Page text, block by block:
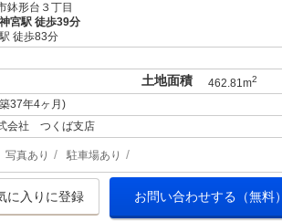
鉢形台３丁目
宮駅 徒歩39分
徒歩83分
土地面積 462.81m2
37年4ヶ月)
会社 つくば支店
写真あり 駐車場あり
に入りに登録 お問い合わせする（無料）